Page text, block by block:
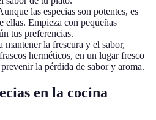
las especias son potentes, es
ellas. Empieza con pequeñas
tus preferencias.
mantener la frescura y el sabor,
herméticos, en un lugar fresco
la pérdida de sabor y aroma.
en la cocina